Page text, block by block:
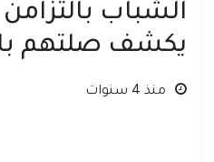
الشباب
يكشف صلتهم
منذ 4 سنوات